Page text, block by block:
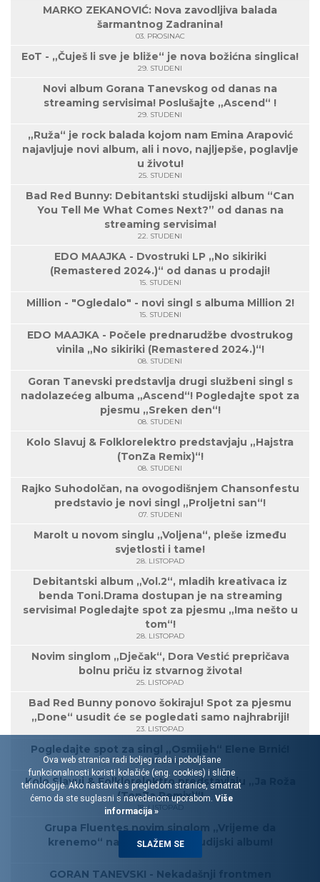
MARKO ZEKANOVIĆ: Nova zavodljiva balada
šarmantnog Zadranina!
03. PROSINAC
EoT - „Čuješ li sve je bliže“ je nova božićna singlica!
29. STUDENI
Novi album Gorana Tanevskog od danas na
streaming servisima! Poslušajte „Ascend“ !
29. STUDENI
„Ruža“ je rock balada kojom nam Emina Arapović
najavljuje novi album, ali i novo, najljepše, poglavlje
u životu!
25. STUDENI
Bad Red Bunny: Debitantski studijski album “Can
You Tell Me What Comes Next?” od danas na
streaming servisima!
22. STUDENI
EDO MAAJKA - Dvostruki LP „No sikiriki
(Remastered 2024.)“ od danas u prodaji!
15. STUDENI
Million - "Ogledalo" - novi singl s albuma Million 2!
15. STUDENI
EDO MAAJKA - Počele prednarudžbe dvostrukog
vinila „No sikiriki (Remastered 2024.)“!
08. STUDENI
Goran Tanevski predstavlja drugi službeni singl s
nadolazećeg albuma „Ascend“! Pogledajte spot za
pjesmu „Sreken den“!
08. STUDENI
Kolo Slavuj & Folklorelektro predstavjaju „Hajstra
(TonZa Remix)“!
08. STUDENI
Rajko Suhodolčan, na ovogodišnjem Chansonfestu
predstavio je novi singl „Proljetni san“!
07. STUDENI
Marolt u novom singlu „Voljena“, pleše između
svjetlosti i tame!
28. LISTOPAD
Debitantski album „Vol.2“, mladih kreativaca iz
benda Toni.Drama dostupan je na streaming
servisima! Pogledajte spot za pjesmu „Ima nešto u
tom“!
28. LISTOPAD
Novim singlom „Dječak“, Dora Vestić prepričava
bolnu priču iz stvarnog života!
25. LISTOPAD
Bad Red Bunny ponovo šokiraju! Spot za pjesmu
„Done“ usudit će se pogledati samo najhrabriji!
23. LISTOPAD
Pogledajte spot za singl „Osmijeh“ Elene Brnić!
21. LISTOPAD
Kolo Slavuj & Folklorelektro predstavjaju „Ja Roža
(TonZa Remix)“!
18. LISTOPAD
Grupa Fluentes novim singlom „Vrijeme da
krenemo“ najavljuje treći studijski album!
GORAN TANEVSKI - Nekadašnji frontmen
Ova web stranica radi boljeg rada i poboljšane
funkcionalnosti koristi kolačiće (eng. cookies) i slične
tehnologije. Ako nastavite s pregledom stranice, smatrat
ćemo da ste suglasni s navedenom uporabom. Više
informacija »
SLAŽEM SE